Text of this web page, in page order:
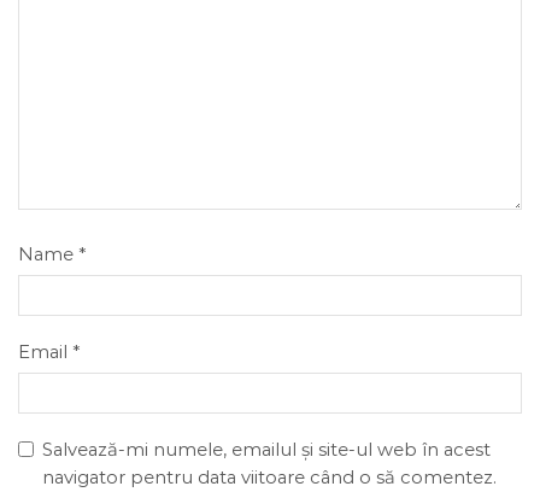
Name *
Email *
Salvează-mi numele, emailul și site-ul web în acest
navigator pentru data viitoare când o să comentez.